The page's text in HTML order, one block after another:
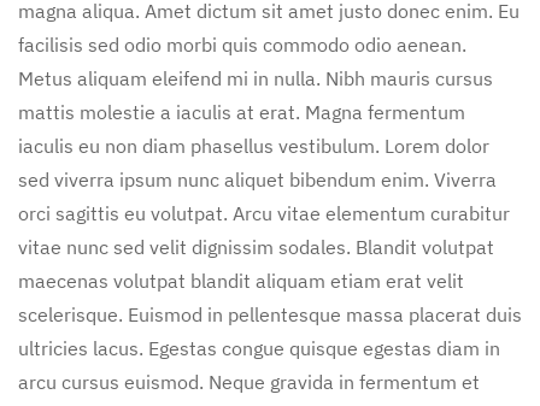
magna aliqua. Amet dictum sit amet justo donec enim. Eu
facilisis sed odio morbi quis commodo odio aenean.
Metus aliquam eleifend mi in nulla. Nibh mauris cursus
mattis molestie a iaculis at erat. Magna fermentum
iaculis eu non diam phasellus vestibulum. Lorem dolor
sed viverra ipsum nunc aliquet bibendum enim. Viverra
orci sagittis eu volutpat. Arcu vitae elementum curabitur
vitae nunc sed velit dignissim sodales. Blandit volutpat
maecenas volutpat blandit aliquam etiam erat velit
scelerisque. Euismod in pellentesque massa placerat duis
ultricies lacus. Egestas congue quisque egestas diam in
arcu cursus euismod. Neque gravida in fermentum et